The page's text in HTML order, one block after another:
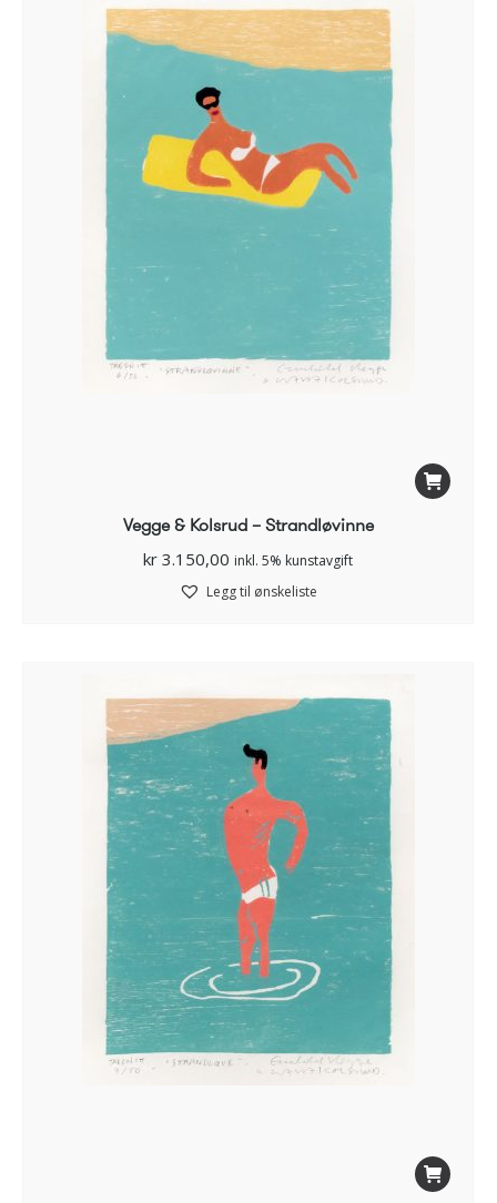
Vegge & Kolsrud – Strandløvinne
kr 3.150,00 inkl. 5% kunstavgift
Legg til ønskeliste